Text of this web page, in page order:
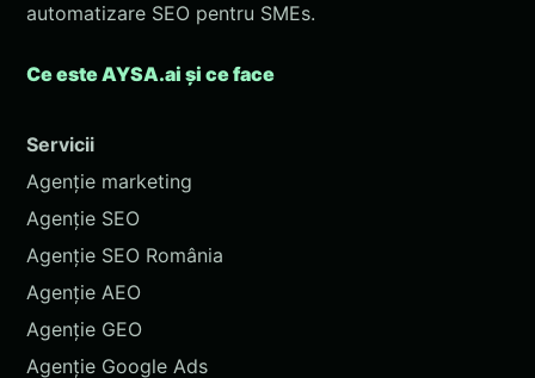
automatizare SEO pentru SMEs.
Ce este AYSA.ai și ce face
Servicii
Agenție marketing
Agenție SEO
Agenție SEO România
Agenție AEO
Agenție GEO
Agenție Google Ads